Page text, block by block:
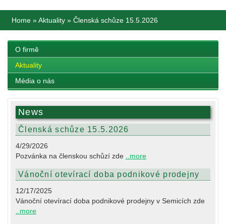
Home »Aktuality » Členská schůze 15.5.2026
O firmě
Aktuality
Média o nás
News
Členská schůze 15.5.2026
4/29/2026
Pozvánka na členskou schůzí zde
..more
Vánoční otevírací doba podnikové prodejny
12/17/2025
Vánoční otevírací doba podnikové prodejny v Semicích zde
..more